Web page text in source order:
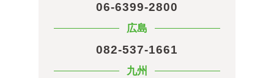
06-6399-2800
広島
082-537-1661
九州